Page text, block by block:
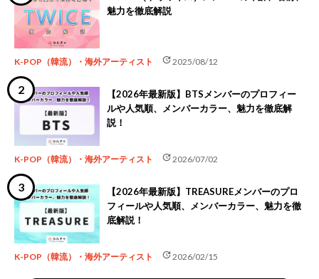
魅力を徹底解説
K-POP（韓流）・海外アーティスト update2025/08/12
【2026年最新版】BTSメンバーのプロフィー
ルや人気順、メンバーカラー、魅力を徹底解
説！
K-POP（韓流）・海外アーティスト update2026/07/02
【2026年最新版】TREASUREメンバーのプロ
フィールや人気順、メンバーカラー、魅力を徹
底解説！
K-POP（韓流）・海外アーティスト update2026/02/15